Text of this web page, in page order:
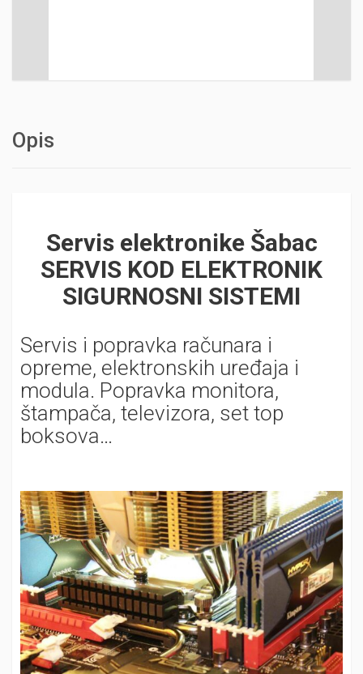
Opis
Servis elektronike Šabac
SERVIS KOD ELEKTRONIK
SIGURNOSNI SISTEMI
Servis i popravka računara i
opreme, elektronskih uređaja i
modula. Popravka monitora,
štampača, televizora, set top
boksova…